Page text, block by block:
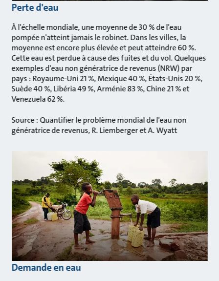
Perte d'eau
À l'échelle mondiale, une moyenne de 30 % de l'eau
pompée n'atteint jamais le robinet. Dans les villes, la
moyenne est encore plus élevée et peut atteindre 60 %.
Cette eau est perdue à cause des fuites et du vol. Quelques
exemples d'eau non génératrice de revenus (NRW) par
pays : Royaume-Uni 21 %, Mexique 40 %, États-Unis 20 %,
Suède 40 %, Libéria 49 %, Arménie 83 %, Chine 21 % et
Venezuela 62 %.
Source : Quantifier le problème mondial de l'eau non
génératrice de revenus, R. Liemberger et A. Wyatt
Demande en eau